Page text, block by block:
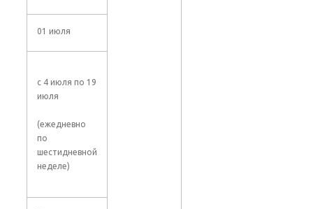
01 июля
с 4 июля по 19
июля
(ежедневно
по
шестидневной
неделе)